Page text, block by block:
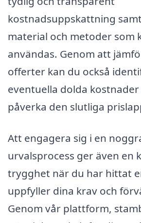
kostnadsuppskattning
material och metoder som
användas. Genom att
offerter kan du också
eventuella dolda kostnader
påverka den slutliga
Att engagera sig i en
urvalsprocess ger även en
trygghet när du har hittat
uppfyller dina krav och
Genom vår plattform,